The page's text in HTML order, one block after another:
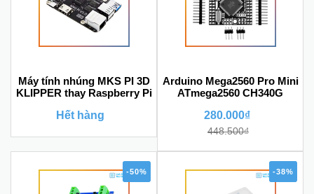
Máy tính nhúng MKS PI 3D
KLIPPER thay Raspberry Pi
Hết hàng
Arduino Mega2560 Pro Mini
ATmega2560 CH340G
280.000₫
448.500₫
-50% -38%